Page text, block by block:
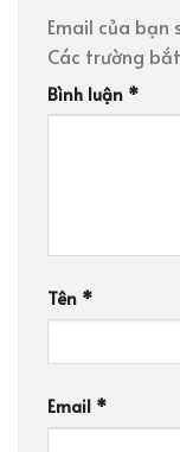
Email của bạn
Các trường
Bình luận *
Tên *
Email *